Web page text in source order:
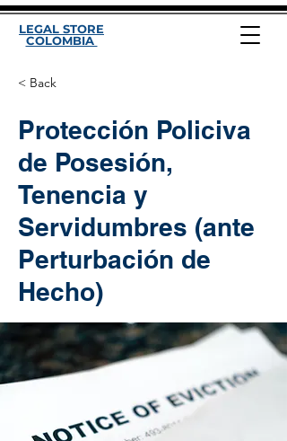
LEGAL STORE
COLOMBIA
< Back
Protección Policiva
de Posesión,
Tenencia y
Servidumbres (ante
Perturbación de
Hecho)